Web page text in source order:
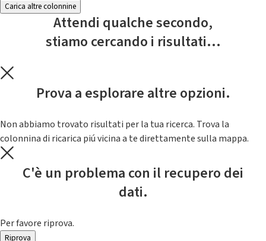
Carica altre colonnine
Attendi qualche secondo,
stiamo cercando i risultati...
Prova a esplorare altre opzioni.
Non abbiamo trovato risultati per la tua ricerca. Trova la
colonnina di ricarica piú vicina a te direttamente sulla mappa.
C'è un problema con il recupero dei
dati.
Per favore riprova.
Riprova